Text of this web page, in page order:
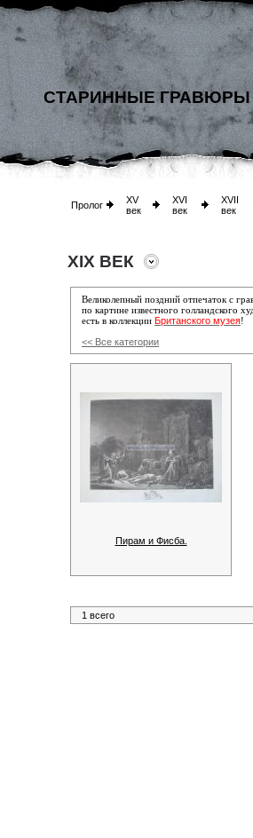
СТАРИННЫЕ ГРАВЮРЫ
Пролог
XV
век
XVI
век
XVII
век
XIX ВЕК
Великолепный поздний отпечаток с
по картине известного голландского
есть в коллекции Британского музея!
<< Все категории
Пирам и Фисба.
1 всего